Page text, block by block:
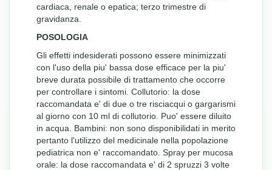
cardiaca, renale o epatica; terzo trimestre di
gravidanza.
POSOLOGIA
Gli effetti indesiderati possono essere minimizzati
con l'uso della piu' bassa dose efficace per la piu'
breve durata possibile di trattamento che occorre
per controllare i sintomi. Collutorio: la dose
raccomandata e' di due o tre risciacqui o gargarismi
al giorno con 10 ml di collutorio. Puo' essere diluito
in acqua. Bambini: non sono disponibilidati in merito
pertanto l'utilizzo del medicinale nella popolazione
pediatrica non e' raccomandato. Spray per mucosa
orale: la dose raccomandata e' di 2 spruzzi 3 volte